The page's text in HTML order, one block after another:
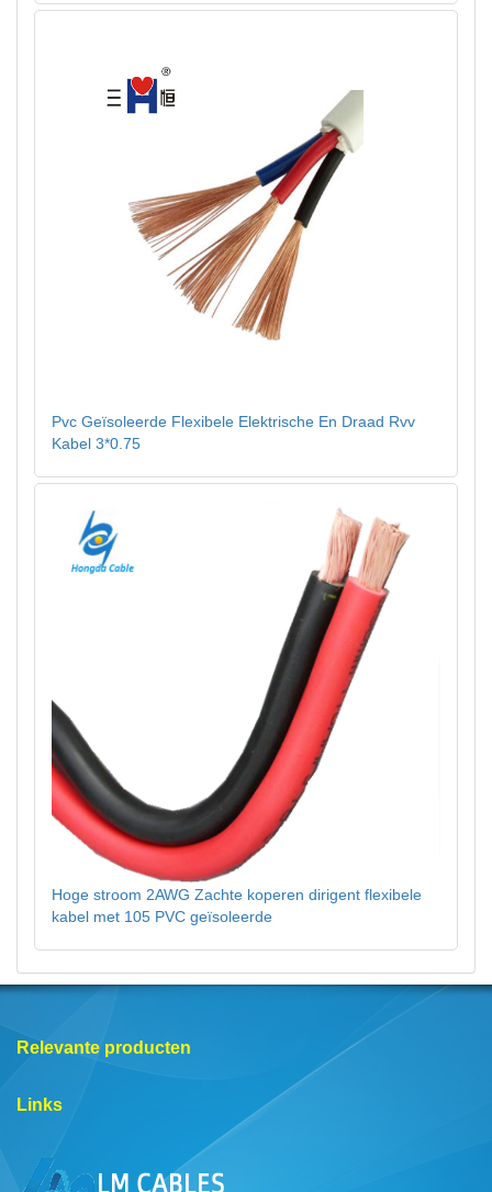
Pvc Geïsoleerde Flexibele Elektrische En Draad Rvv
Kabel 3*0.75
Hoge stroom 2AWG Zachte koperen dirigent flexibele
kabel met 105 PVC geïsoleerde
Relevante producten
Links